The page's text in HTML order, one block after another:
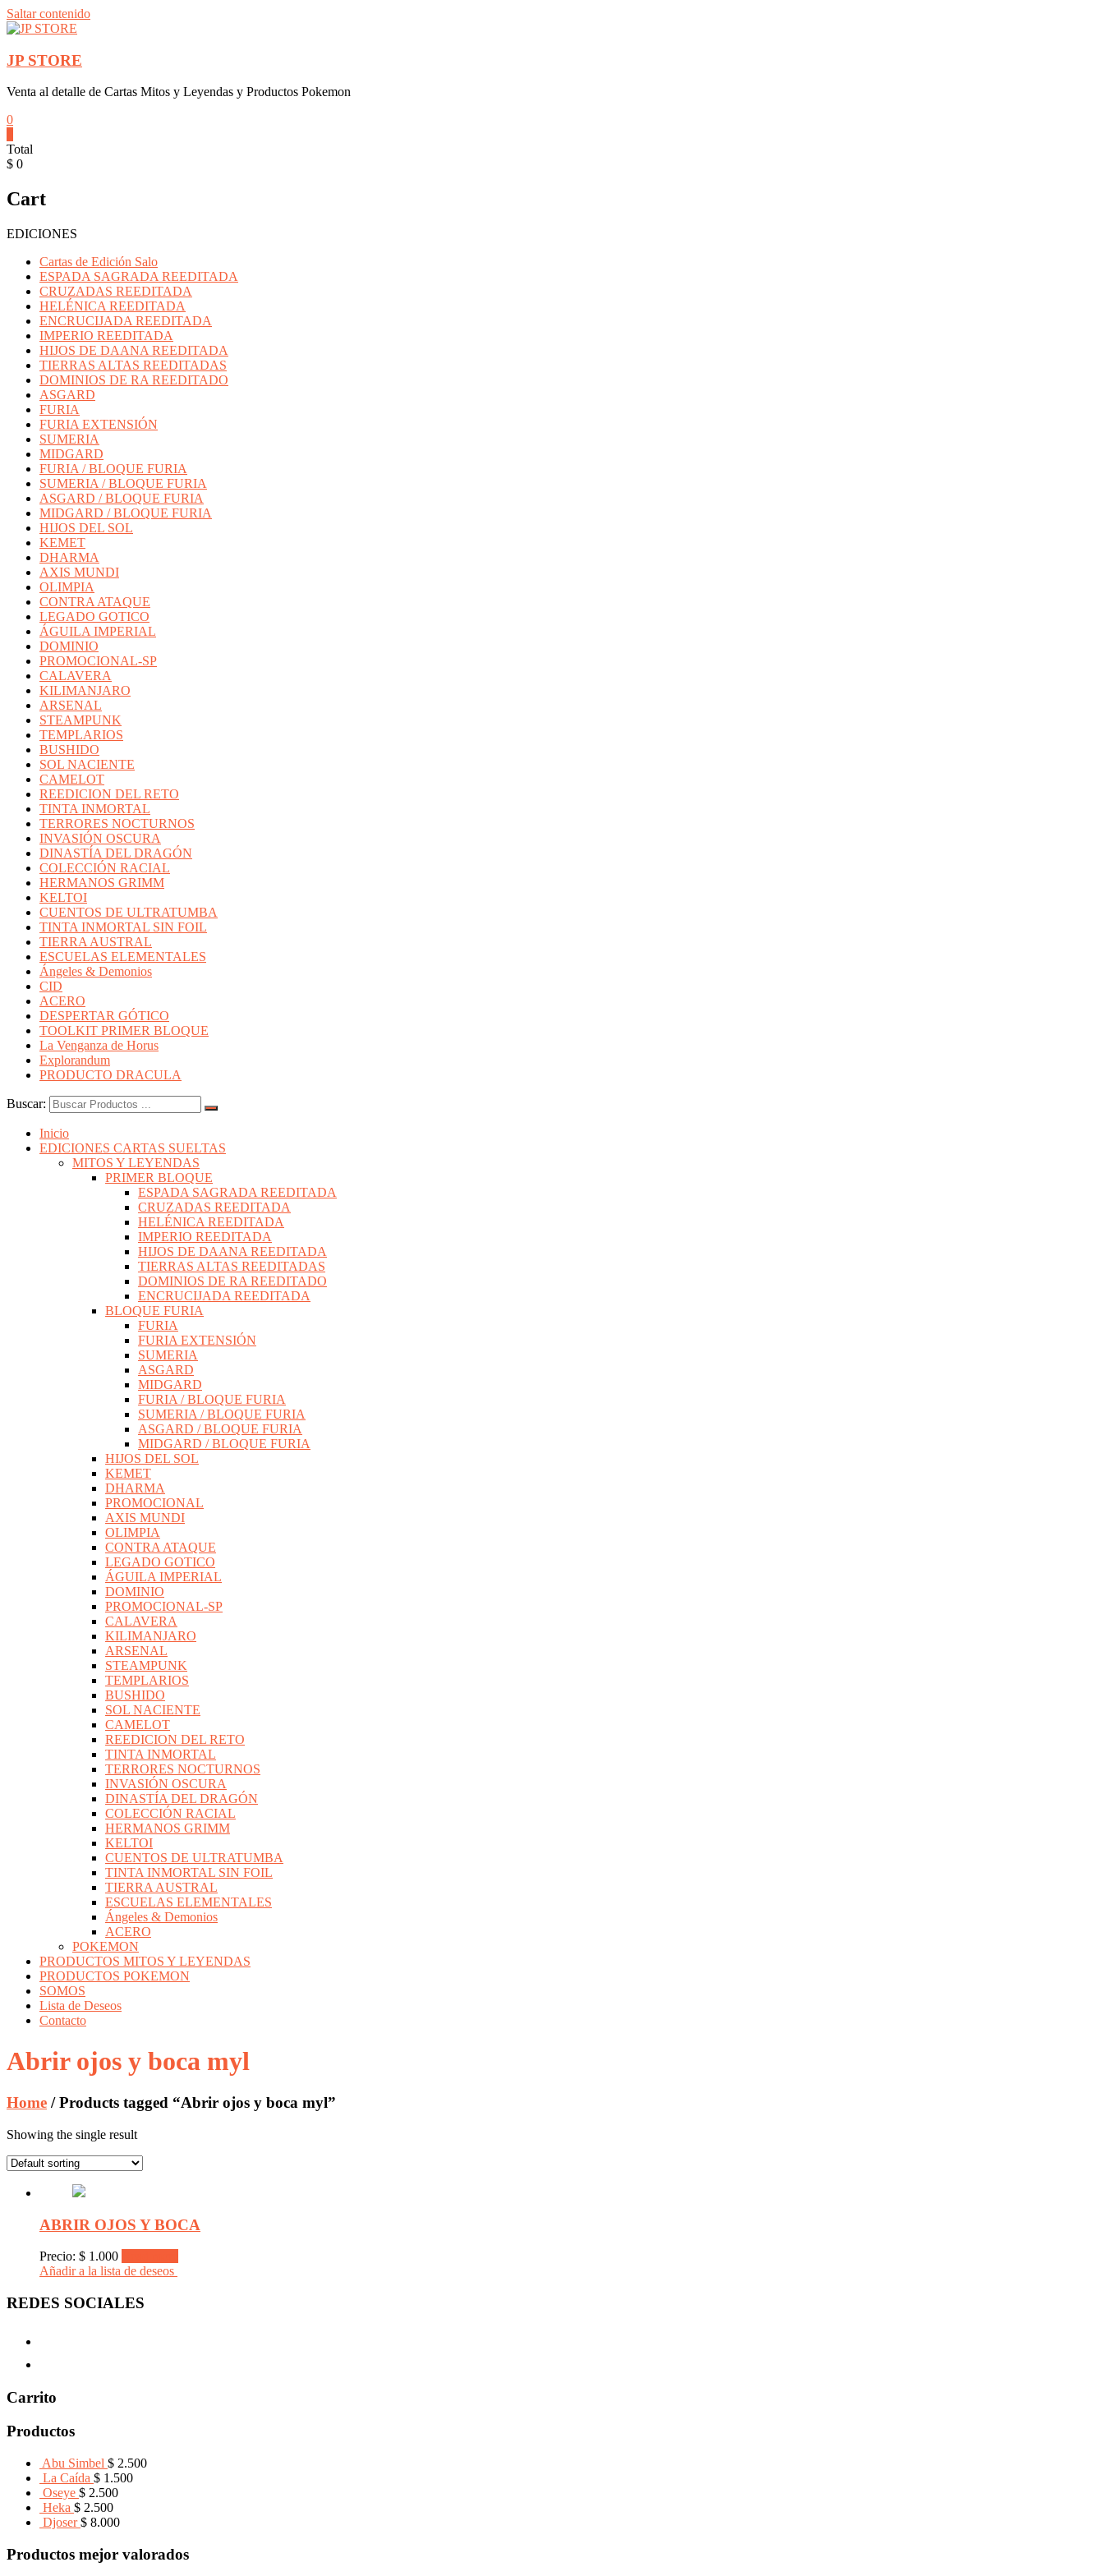
Saltar contenido
JP STORE
Venta al detalle de Cartas Mitos y Leyendas y Productos Pokemon
0
Total
$ 0
Cart
EDICIONES
Cartas de Edición Salo
ESPADA SAGRADA REEDITADA
CRUZADAS REEDITADA
HELÉNICA REEDITADA
ENCRUCIJADA REEDITADA
IMPERIO REEDITADA
HIJOS DE DAANA REEDITADA
TIERRAS ALTAS REEDITADAS
DOMINIOS DE RA REEDITADO
ASGARD
FURIA
FURIA EXTENSIÓN
SUMERIA
MIDGARD
FURIA / BLOQUE FURIA
SUMERIA / BLOQUE FURIA
ASGARD / BLOQUE FURIA
MIDGARD / BLOQUE FURIA
HIJOS DEL SOL
KEMET
DHARMA
AXIS MUNDI
OLIMPIA
CONTRA ATAQUE
LEGADO GOTICO
ÁGUILA IMPERIAL
DOMINIO
PROMOCIONAL-SP
CALAVERA
KILIMANJARO
ARSENAL
STEAMPUNK
TEMPLARIOS
BUSHIDO
SOL NACIENTE
CAMELOT
REEDICION DEL RETO
TINTA INMORTAL
TERRORES NOCTURNOS
INVASIÓN OSCURA
DINASTÍA DEL DRAGÓN
COLECCIÓN RACIAL
HERMANOS GRIMM
KELTOI
CUENTOS DE ULTRATUMBA
TINTA INMORTAL SIN FOIL
TIERRA AUSTRAL
ESCUELAS ELEMENTALES
Ángeles & Demonios
CID
ACERO
DESPERTAR GÓTICO
TOOLKIT PRIMER BLOQUE
La Venganza de Horus
Explorandum
PRODUCTO DRACULA
Buscar:
Inicio
EDICIONES CARTAS SUELTAS
MITOS Y LEYENDAS
PRIMER BLOQUE
ESPADA SAGRADA REEDITADA
CRUZADAS REEDITADA
HELÉNICA REEDITADA
IMPERIO REEDITADA
HIJOS DE DAANA REEDITADA
TIERRAS ALTAS REEDITADAS
DOMINIOS DE RA REEDITADO
ENCRUCIJADA REEDITADA
BLOQUE FURIA
FURIA
FURIA EXTENSIÓN
SUMERIA
ASGARD
MIDGARD
FURIA / BLOQUE FURIA
SUMERIA / BLOQUE FURIA
ASGARD / BLOQUE FURIA
MIDGARD / BLOQUE FURIA
HIJOS DEL SOL
KEMET
DHARMA
PROMOCIONAL
AXIS MUNDI
OLIMPIA
CONTRA ATAQUE
LEGADO GOTICO
ÁGUILA IMPERIAL
DOMINIO
PROMOCIONAL-SP
CALAVERA
KILIMANJARO
ARSENAL
STEAMPUNK
TEMPLARIOS
BUSHIDO
SOL NACIENTE
CAMELOT
REEDICION DEL RETO
TINTA INMORTAL
TERRORES NOCTURNOS
INVASIÓN OSCURA
DINASTÍA DEL DRAGÓN
COLECCIÓN RACIAL
HERMANOS GRIMM
KELTOI
CUENTOS DE ULTRATUMBA
TINTA INMORTAL SIN FOIL
TIERRA AUSTRAL
ESCUELAS ELEMENTALES
Ángeles & Demonios
ACERO
POKEMON
PRODUCTOS MITOS Y LEYENDAS
PRODUCTOS POKEMON
SOMOS
Lista de Deseos
Contacto
Abrir ojos y boca myl
Home / Products tagged “Abrir ojos y boca myl”
Showing the single result
ABRIR OJOS Y BOCA
Precio: $ 1.000
Añadir a la lista de deseos
REDES SOCIALES
Carrito
Productos
Abu Simbel $ 2.500
La Caída $ 1.500
Oseye $ 2.500
Heka $ 2.500
Djoser $ 8.000
Productos mejor valorados